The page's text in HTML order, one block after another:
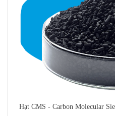
Hạt CMS - Carbon Molecular